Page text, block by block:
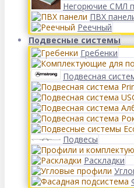
Негорючие СМЛ
ПВХ
Реечный
Подвесные системы
Гребенки
Подвесная
Подвесы
Раскладки